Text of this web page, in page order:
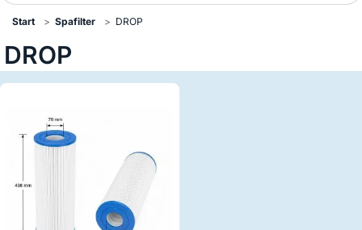
Start Spafilter DROP
DROP